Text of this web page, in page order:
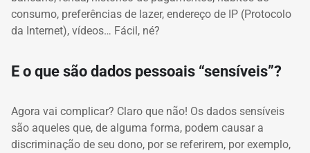
consumo, preferências de lazer, endereço de IP (Protocolo
da Internet), vídeos… Fácil, né?
E o que são dados pessoais “sensíveis”?
Agora vai complicar? Claro que não! Os dados sensíveis
são aqueles que, de alguma forma, podem causar a
discriminação de seu dono, por se referirem, por exemplo,